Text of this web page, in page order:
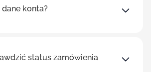
konta?
status zamówienia